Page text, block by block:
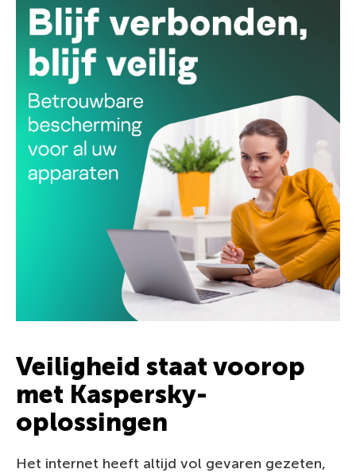
Veiligheid staat voorop
met Kaspersky-
oplossingen
Het internet heeft altijd vol gevaren gezeten,